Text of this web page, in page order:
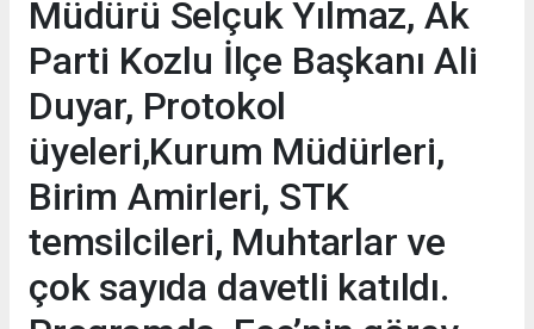
Müdürü Selçuk Yılmaz, Ak
Parti Kozlu İlçe Başkanı Ali
Duyar, Protokol
üyeleri,Kurum Müdürleri,
Birim Amirleri, STK
temsilcileri, Muhtarlar ve
çok sayıda davetli katıldı.